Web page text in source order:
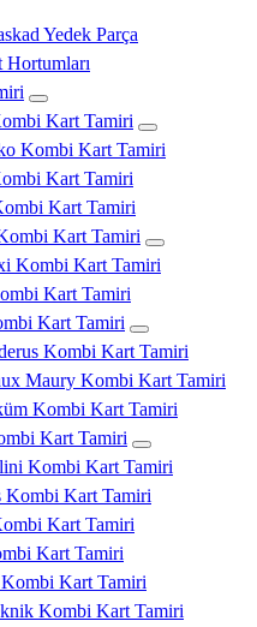
Yedek Parça
Hortumları
Kart Tamiri
Kombi Kart Tamiri
Kart Tamiri
Kart Tamiri
Kart Tamiri
Kombi Kart Tamiri
Kart Tamiri
Kart Tamiri
Kombi Kart Tamiri
Maury Kombi Kart Tamiri
Kombi Kart Tamiri
Kart Tamiri
Kombi Kart Tamiri
Kombi Kart Tamiri
Kart Tamiri
Kart Tamiri
Kart Tamiri
Kombi Kart Tamiri